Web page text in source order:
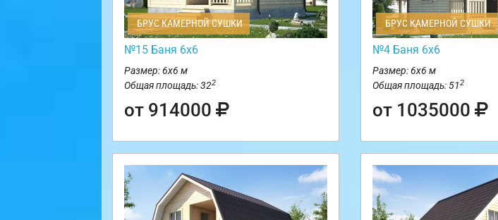
БРУС КАМЕРНОЙ СУШКИ
№15 Баня 6х6
Размер: 6х6 м
Общая площадь: 322
от 914000
БРУС КАМЕРНОЙ СУШКИ
№4 Баня 6х6
Размер: 6х6 м
Общая площадь: 512
от 1035000